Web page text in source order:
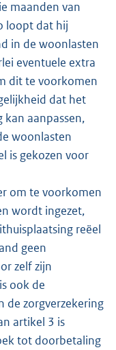
maanden van
loopt dat hij
in de woonlasten
eventuele extra
dit te voorkomen
dat het
kan aanpassen,
woonlasten
is gekozen voor
om te voorkomen
wordt ingezet,
reëel
geen
zelf zijn
ook de
de zorgverzekering
artikel 3 is
tot doorbetaling